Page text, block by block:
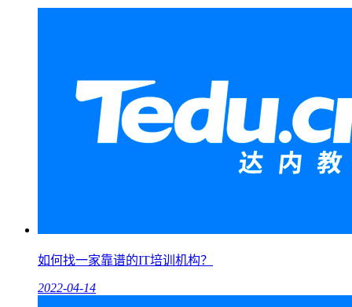
如何找一家靠谱的IT培训机构？
2022-04-14